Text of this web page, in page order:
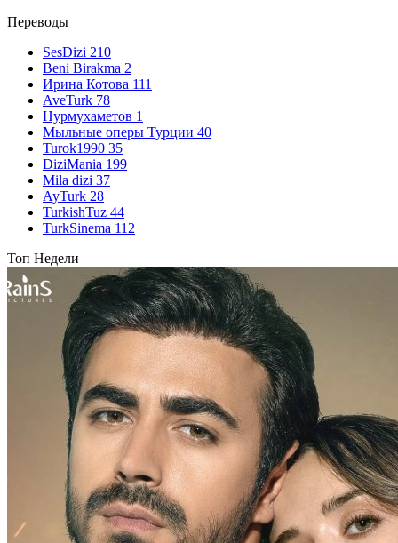
Переводы
SesDizi 210
Beni Birakma 2
Ирина Котова 111
AveTurk 78
Нурмухаметов 1
Мыльные оперы Турции 40
Turok1990 35
DiziMania 199
Mila dizi 37
AyTurk 28
TurkishTuz 44
TurkSinema 112
Топ Недели